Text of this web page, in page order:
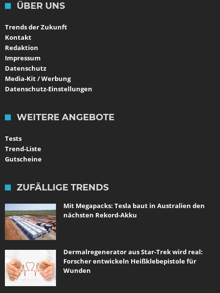
ÜBER UNS
Trends der Zukunft
Kontakt
Redaktion
Impressum
Datenschutz
Media-Kit / Werbung
Datenschutz-Einstellungen
WEITERE ANGEBOTE
Tests
Trend-Liste
Gutscheine
ZUFÄLLIGE TRENDS
Mit Megapacks: Tesla baut in Australien den
nächsten Rekord-Akku
Dermalregenerator aus Star-Trek wird real:
Forscher entwickeln Heißklebepistole für
Wunden